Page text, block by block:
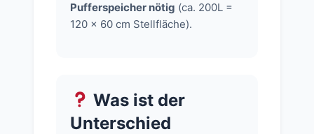
Pufferspeicher nötig (ca. 200L =
120 × 60 cm Stellfläche).
Was ist der
Unterschied